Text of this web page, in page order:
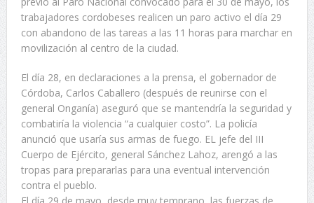
trabajadores cordobeses realicen un paro activo el día 29
con abandono de las tareas a las 11 horas para marchar en
movilización al centro de la ciudad.
El día 28, en declaraciones a la prensa, el gobernador de
Córdoba, Carlos Caballero (después de reunirse con el
general Onganía) aseguró que se mantendría la seguridad y
combatiría la violencia “a cualquier costo”. La policía
anunció que usaría sus armas de fuego. EL jefe del III
Cuerpo de Ejército, general Sánchez Lahoz, arengó a las
tropas para prepararlas para una eventual intervención
contra el pueblo.